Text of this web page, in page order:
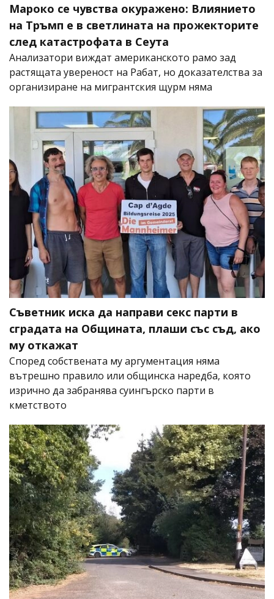
Мароко се чувства окуражено: Влиянието
на Тръмп е в светлината на прожекторите
след катастрофата в Сеута
Анализатори виждат американското рамо зад
растящата увереност на Рабат, но доказателства за
организиране на мигрантския щурм няма
Съветник иска да направи секс парти в
сградата на Общината, плаши със съд, ако
му откажат
Според собствената му аргументация няма
вътрешно правило или общинска наредба, която
изрично да забранява суингърско парти в
кметството